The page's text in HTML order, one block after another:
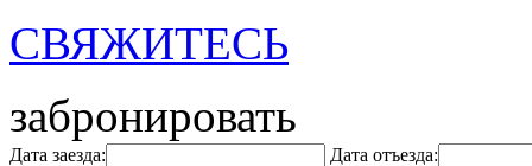
СВЯЖИТЕСЬ
забронировать
Дата заезда: Дата отъезда: